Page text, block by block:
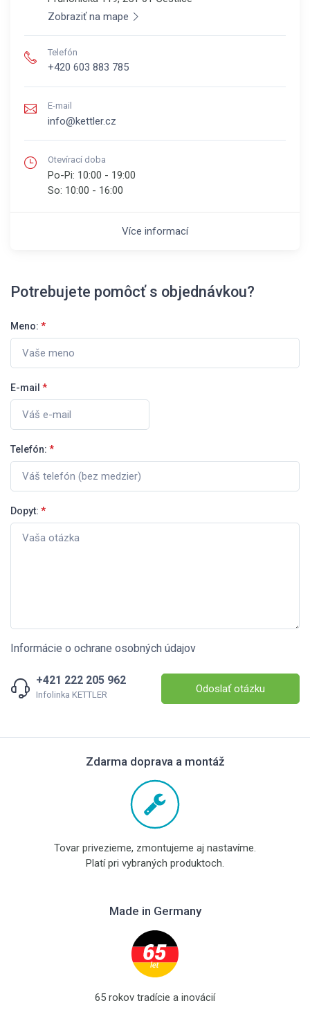
Zobraziť na mape
Telefón
+420 603 883 785
E-mail
info@kettler.cz
Otevírací doba
Po-Pi: 10:00 - 19:00
So: 10:00 - 16:00
Více informací
Potrebujete pomôcť s objednávkou?
Meno: *
E-mail *
Telefón: *
Dopyt: *
Informácie o ochrane osobných údajov
+421 222 205 962
Infolinka KETTLER Odoslať otázku
Zdarma doprava a montáž
Tovar privezieme, zmontujeme aj nastavíme.
Platí pri vybraných produktoch.
Made in Germany
65 rokov tradície a inovácií